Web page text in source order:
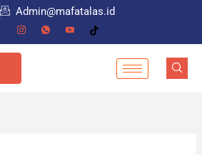
Admin@mafatalas.id